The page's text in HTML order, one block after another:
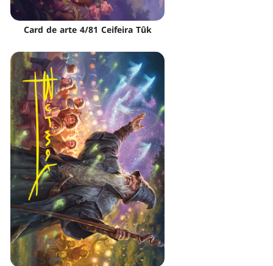
Card de arte 4/81 Ceifeira Tûk